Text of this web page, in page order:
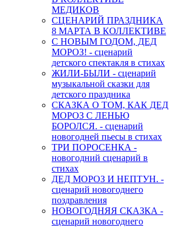
МЕДИКОВ
СЦЕНАРИЙ ПРАЗДНИКА
8 МАРТА В КОЛЛЕКТИВЕ
С НОВЫМ ГОДОМ, ДЕД
МОРОЗ! - сценарий
детского спектакля в стихах
ЖИЛИ-БЫЛИ - сценарий
музыкальной сказки для
детского праздника
СКАЗКА О ТОМ, КАК ДЕД
МОРОЗ С ЛЕНЬЮ
БОРОЛСЯ. - сценарий
новогодней пьесы в стихах
ТРИ ПОРОСЕНКА -
новогодний сценарий в
стихах
ДЕД МОРОЗ И НЕПТУН. -
сценарий новогоднего
поздравления
НОВОГОДНЯЯ СКАЗКА -
сценарий новогоднего